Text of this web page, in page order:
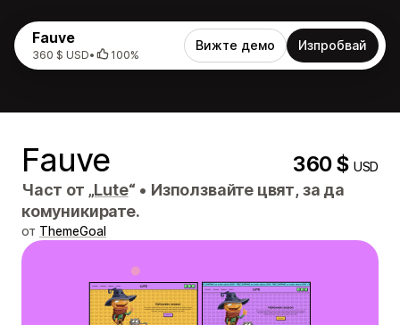
Fauve
360 $ USD• 100%
Вижте демо Изпробвай
Fauve 360 $USD
Част от „Lute“ • Използвайте цвят, за да
комуникирате.
от ThemeGoal